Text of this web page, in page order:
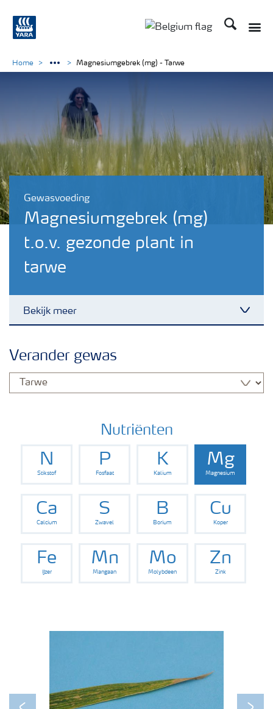
Zoek op
Gewasvoeding
Magnesiumgebrek (mg)
t.o.v. gezonde plant in
tarwe
Bekijk meer
Gewassen
Toolbox
Grow the future
Home Magnesiumgebrek (mg) - Tarwe
Verander gewas
Nutriënten
N
Stikstof
P
Fosfaat
K
Kalium
Mg
Magnesium
Ca
Calcium
S
Zwavel
B
Borium
Cu
Koper
Fe
IJzer
Mn
Mangaan
Mo
Molybdeen
Zn
Zink